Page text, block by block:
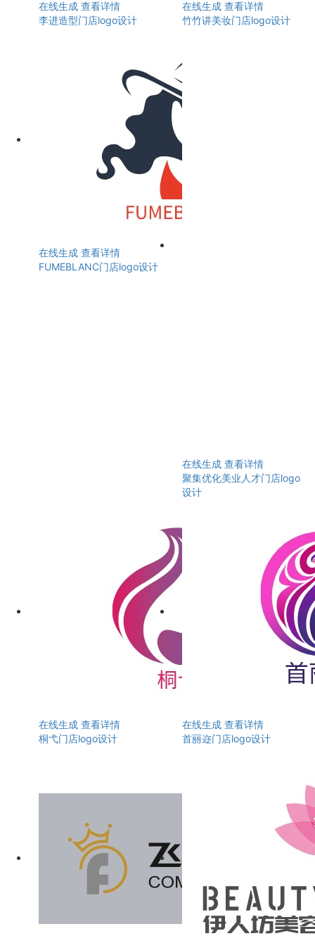
在线生成 查看详情
李进造型门店logo设计
在线生成 查看详情
竹竹讲美妆门店logo设计
在线生成 查看详情
FUMEBLANC门店logo设计
在线生成 查看详情
聚集优化美业人才门店logo
设计
在线生成 查看详情
桐弋门店logo设计
在线生成 查看详情
首丽迩门店logo设计